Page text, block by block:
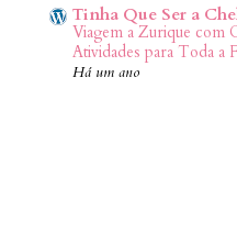
Tinha Que Ser a
Viagem a Zurique com
Atividades para Toda a
Há um ano